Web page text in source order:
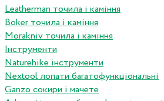
Leatherman точила і каміння
Boker точила і каміння
Morakniv точила і каміння
Інструменти
Naturehike інструменти
Nextool лопати багатофункціональні
Ganzo сокири і мачете